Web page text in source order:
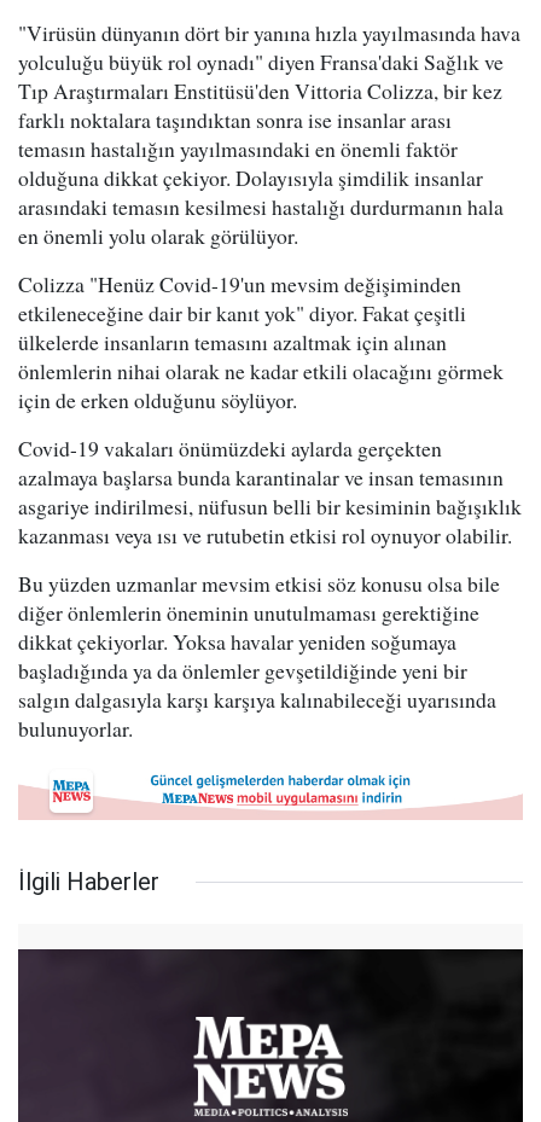
"Virüsün dünyanın dört bir yanına hızla yayılmasında hava
yolculuğu büyük rol oynadı" diyen Fransa'daki Sağlık ve
Tıp Araştırmaları Enstitüsü'den Vittoria Colizza, bir kez
farklı noktalara taşındıktan sonra ise insanlar arası
temasın hastalığın yayılmasındaki en önemli faktör
olduğuna dikkat çekiyor. Dolayısıyla şimdilik insanlar
arasındaki temasın kesilmesi hastalığı durdurmanın hala
en önemli yolu olarak görülüyor.
Colizza "Henüz Covid-19'un mevsim değişiminden
etkileneceğine dair bir kanıt yok" diyor. Fakat çeşitli
ülkelerde insanların temasını azaltmak için alınan
önlemlerin nihai olarak ne kadar etkili olacağını görmek
için de erken olduğunu söylüyor.
Covid-19 vakaları önümüzdeki aylarda gerçekten
azalmaya başlarsa bunda karantinalar ve insan temasının
asgariye indirilmesi, nüfusun belli bir kesiminin bağışıklık
kazanması veya ısı ve rutubetin etkisi rol oynuyor olabilir.
Bu yüzden uzmanlar mevsim etkisi söz konusu olsa bile
diğer önlemlerin öneminin unutulmaması gerektiğine
dikkat çekiyorlar. Yoksa havalar yeniden soğumaya
başladığında ya da önlemler gevşetildiğinde yeni bir
salgın dalgasıyla karşı karşıya kalınabileceği uyarısında
bulunuyorlar.
İlgili Haberler